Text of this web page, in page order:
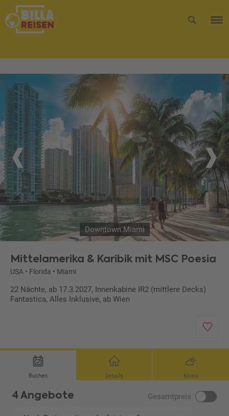
Downtown Miami
Mittelamerika & Karibik mit MSC Poesia
USA • Florida • Miami
22 Nächte, ab 17.3.2027, Innenkabine IR2 (mittlere Decks)
Fantastica, Alles Inklusive, ab Wien
Buchen Details Klima
4 Angebote Gesamtpreis